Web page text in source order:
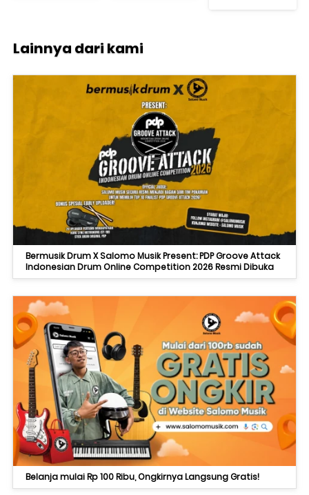
Lainnya dari kami
Bermusik Drum X Salomo Musik Present: PDP Groove Attack
Indonesian Drum Online Competition 2026 Resmi Dibuka
Belanja mulai Rp 100 Ribu, Ongkirnya Langsung Gratis!